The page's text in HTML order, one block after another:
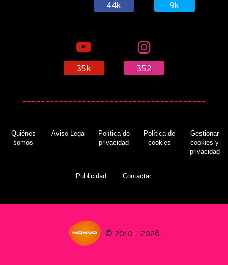
44k 9k
35k 352
Quiénes
somos
Aviso Legal
Política de
privacidad
Política de
cookies
Gestionar
cookies y
privacidad
Publicidad Contactar
© 2010 - 2026